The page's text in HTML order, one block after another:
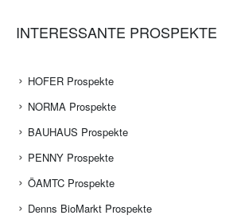
INTERESSANTE PROSPEKTE
HOFER Prospekte
NORMA Prospekte
BAUHAUS Prospekte
PENNY Prospekte
ÖAMTC Prospekte
Denns BioMarkt Prospekte